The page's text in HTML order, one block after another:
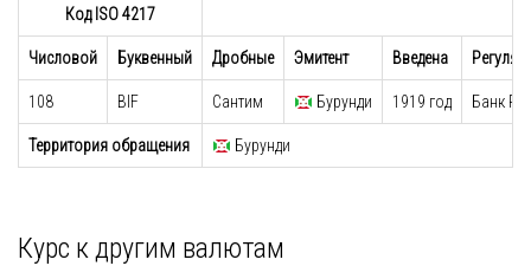
Код ISO 4217
Числовой Буквенный Дробные Эмитент Введена
108 BIF Сантим Бурунди 1919 год Банк
Территория обращения Бурунди
Курс к другим валютам